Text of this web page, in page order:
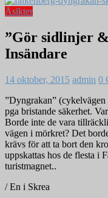
Åsikter
”Gör sidlinjer
Insändare
14 oktober, 2015 admin 0
”Dyngrakan”
pga bristande säkerhet.
Borde inte de vara
vägen i mörkret? Det
krävs för att ta bort den
uppskattas hos de flesta i
turistmagnet..
/ En i Skrea